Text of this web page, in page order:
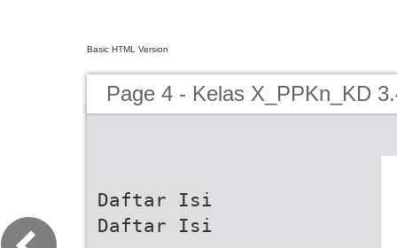
Basic HTML Version
Page 4 - Kelas X_PPKn_KD
Daftar Isi
Daftar Isi